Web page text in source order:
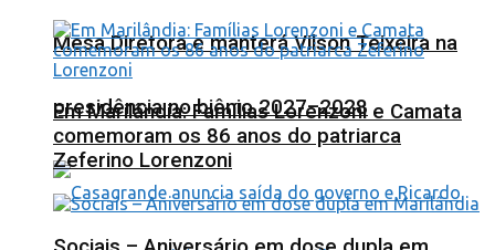
Mesa Diretora e manterá Vilson Teixeira na
presidência no biênio 2027–2028
Em Marilândia: Famílias Lorenzoni e Camata
comemoram os 86 anos do patriarca
Zeferino Lorenzoni